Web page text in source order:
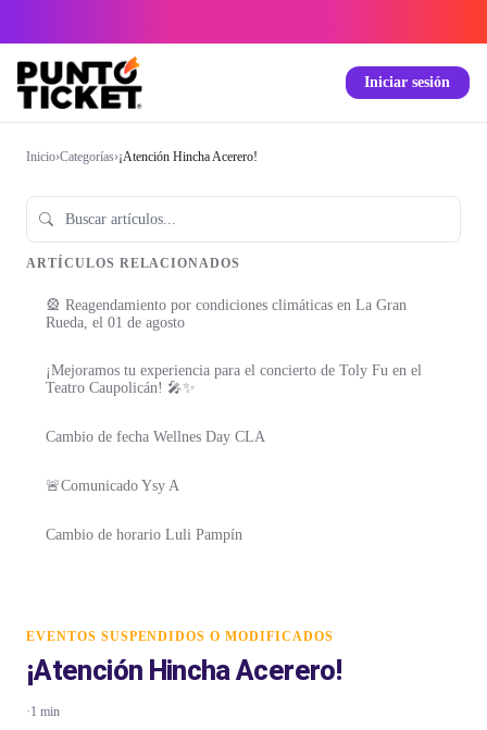
Iniciar sesión
Inicio›Categorías›¡Atención Hincha Acerero!
ARTÍCULOS RELACIONADOS
🎡 Reagendamiento por condiciones climáticas en La Gran
Rueda, el 01 de agosto
¡Mejoramos tu experiencia para el concierto de Toly Fu en el
Teatro Caupolicán! 🎤✨
Cambio de fecha Wellnes Day CLA
🚨Comunicado Ysy A
Cambio de horario Luli Pampín
EVENTOS SUSPENDIDOS O MODIFICADOS
¡Atención Hincha Acerero!
·1 min